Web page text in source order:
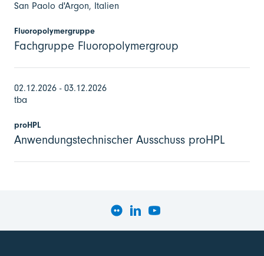
San Paolo d'Argon, Italien
Fluoropolymergruppe
Fachgruppe Fluoropolymergroup
02.12.2026 - 03.12.2026
tba
proHPL
Anwendungstechnischer Ausschuss proHPL